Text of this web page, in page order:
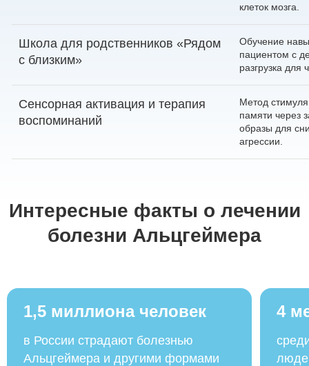
клеток мозга.
Школа для родственников «Рядом
с близким»
Обучение
пациентом с
разгрузка для
Сенсорная активация и терапия
воспоминаний
Метод
памяти через
образы для
агрессии.
Интересные факты о лечении
болезни Альцгеймера
1,5 миллиона человек
в России страдают болезнью
Альцгеймера и другими формами
4